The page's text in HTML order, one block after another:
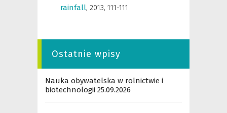
rainfall, 2013, 111-111
Ostatnie wpisy
Nauka obywatelska w rolnictwie i
biotechnologii 25.09.2026